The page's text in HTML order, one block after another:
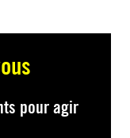
pour agir